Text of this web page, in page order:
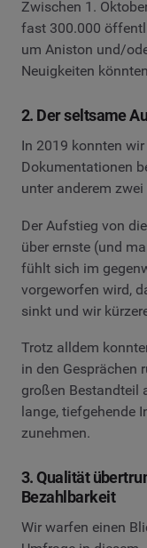
fast 300.000
um Aniston und/
Neuigkeiten
In 2019 konnten
Dokumentationen
unter anderem
über ernste (und
fühlt sich im
vorgeworfen wird,
sinkt und wir
in den Gesprächen
großen Bestandteil
lange, tiefgehende
zunehmen.
Bezahlbarkeit
Umfrage in diesem